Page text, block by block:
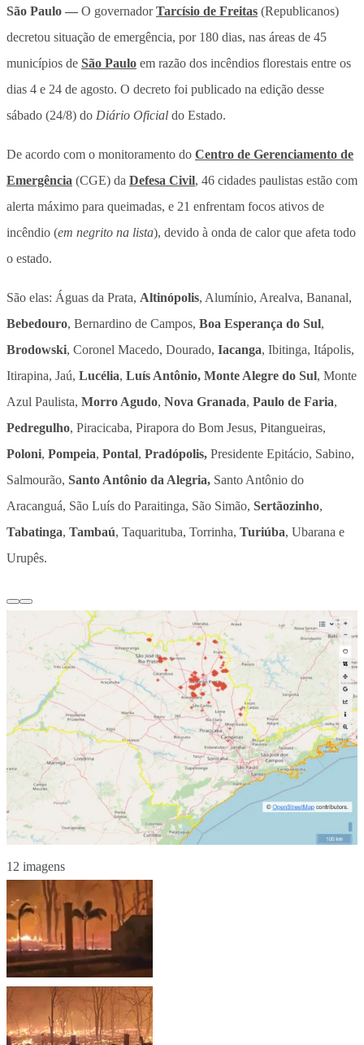
São Paulo — O governadorTarcísio de Freitas (Republicanos)
decretou situação de emergência, por 180 dias, nas áreas de 45
municípios de São Paulo em razão dos incêndios florestais entre os
dias 4 e 24 de agosto. O decreto foi publicado na edição desse
sábado (24/8) do Diário Oficial do Estado.
De acordo com o monitoramento do Centro de Gerenciamento de
Emergência (CGE) da Defesa Civil, 46 cidades paulistas estão com
alerta máximo para queimadas, e 21 enfrentam focos ativos de
incêndio (em negrito na lista), devido à onda de calor que afeta todo
o estado.
São elas: Águas da Prata, Altinópolis, Alumínio, Arealva, Bananal,
Bebedouro, Bernardino de Campos, Boa Esperança do Sul,
Brodowski, Coronel Macedo, Dourado, Iacanga, Ibitinga, Itápolis,
Itirapina, Jaú, Lucélia, Luís Antônio, Monte Alegre do Sul, Monte
Azul Paulista, Morro Agudo, Nova Granada, Paulo de Faria,
Pedregulho, Piracicaba, Pirapora do Bom Jesus, Pitangueiras,
Poloni, Pompeia, Pontal, Pradópolis, Presidente Epitácio, Sabino,
Salmourão, Santo Antônio da Alegria, Santo Antônio do
Aracanguá, São Luís do Paraitinga, São Simão, Sertãozinho,
Tabatinga, Tambaú, Taquarituba, Torrinha, Turiúba, Ubarana e
Urupês.
12 imagens